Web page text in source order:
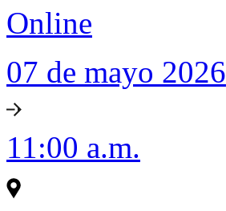
Online
07 de mayo 2026
11:00 a.m.